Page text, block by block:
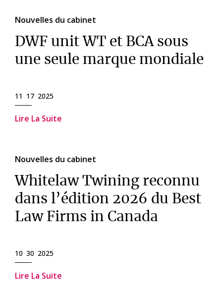
Nouvelles du cabinet
DWF unit WT et BCA sous
une seule marque mondiale
11 17 2025
Lire La Suite
Nouvelles du cabinet
Whitelaw Twining reconnu
dans l’édition 2026 du Best
Law Firms in Canada
10 30 2025
Lire La Suite